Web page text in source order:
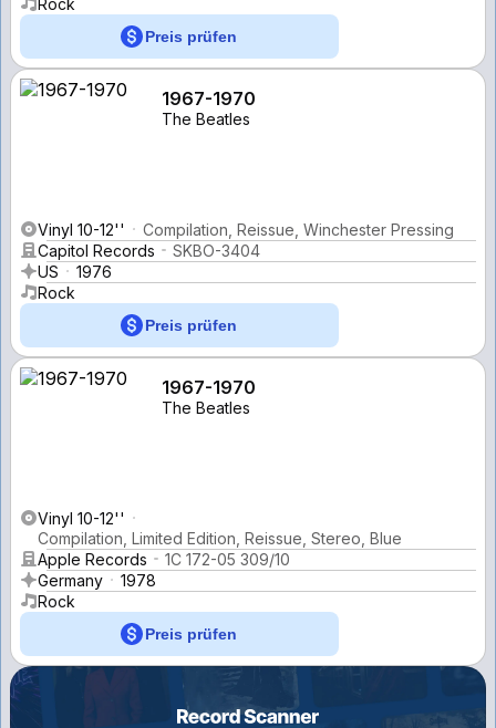
Preis prüfen
1967-1970
The Beatles
Vinyl 10-12''
Compilation, Reissue, Winchester Pressing
Capitol Records
SKBO-3404
US
1976
Rock
Preis prüfen
1967-1970
The Beatles
Vinyl 10-12''
Compilation, Limited Edition, Reissue, Stereo, Blue
Apple Records
1C 172-05 309/10
Germany
1978
Rock
Preis prüfen